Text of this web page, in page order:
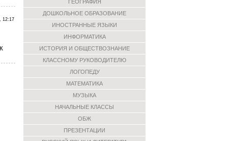
12:17
ГЕОГРАФИЯ
ДОШКОЛЬНОЕ ОБРАЗОВАНИЕ
ИНОСТРАННЫЕ ЯЗЫКИ
ИНФОРМАТИКА
ИСТОРИЯ И ОБЩЕСТВОЗНАНИЕ
КЛАССНОМУ РУКОВОДИТЕЛЮ
ЛОГОПЕДУ
МАТЕМАТИКА
МУЗЫКА
НАЧАЛЬНЫЕ КЛАССЫ
ОБЖ
ПРЕЗЕНТАЦИИ